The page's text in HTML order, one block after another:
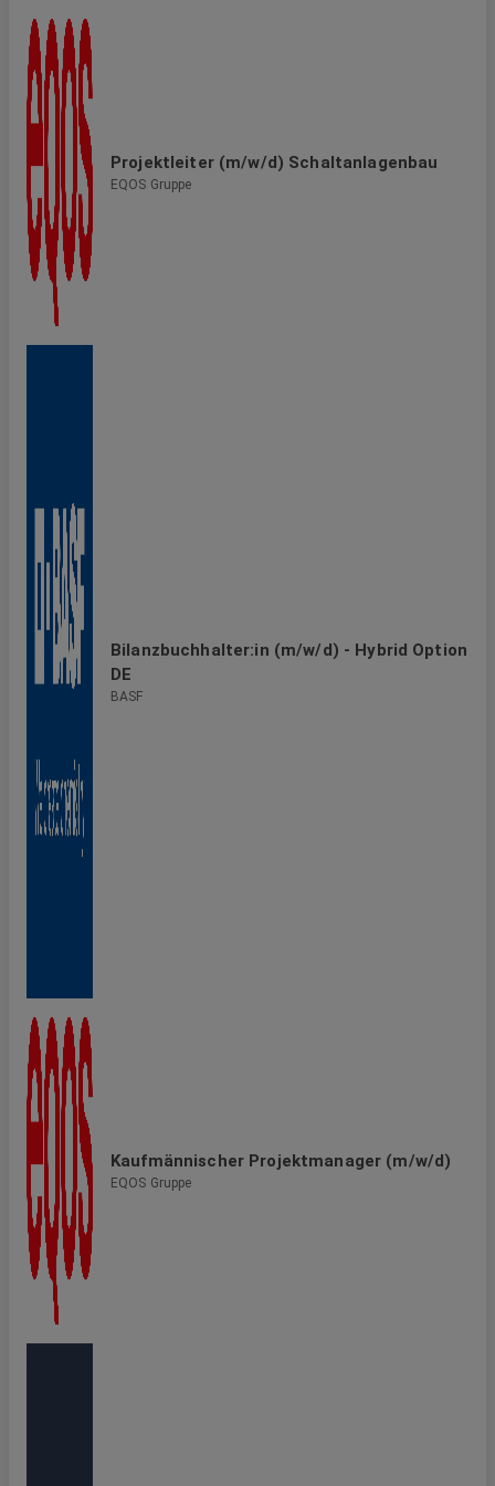
Projektleiter (m/w/d) Schaltanlagenbau
EQOS Gruppe
Bilanzbuchhalter:in (m/w/d) - Hybrid Option
DE
BASF
Kaufmännischer Projektmanager (m/w/d)
EQOS Gruppe